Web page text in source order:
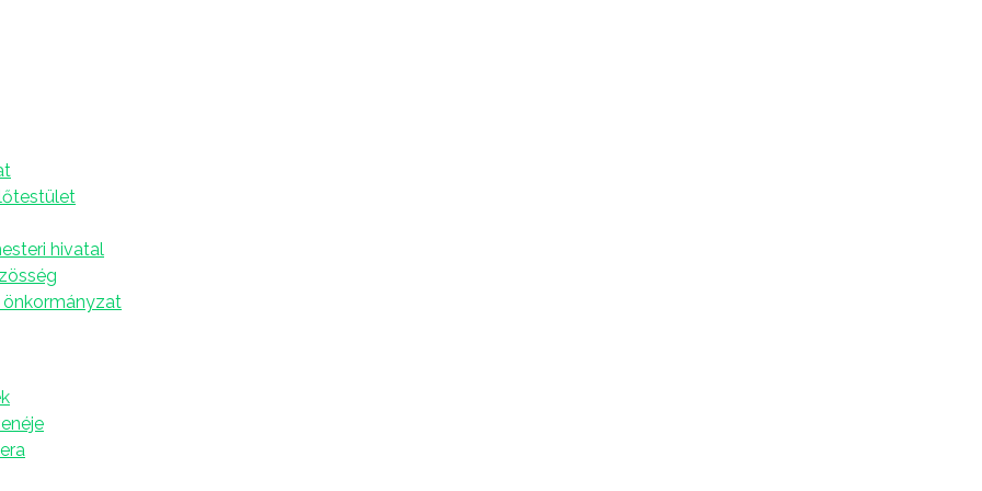
hivatal
önkormányzat
Szenttamáson
templomban szombaton délután karácsonyi
az ünnephez fűződő ismert dalok
köszöntötte, aki elmondta, egyik szép
olyan ünnepkör, amibe az ember szívesen
is megünnepeljük Jézus Krisztus születését,
kifejtette, a koncert fő célja, hogy
akik ezekben a napokban szívből